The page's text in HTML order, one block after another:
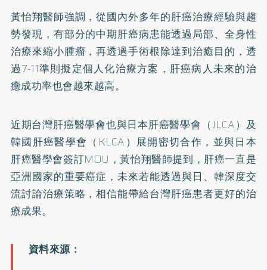
黃怡翔醫師強調，從國內外多年的肝癌治療經驗與趨
勢發現，有部分的中期肝癌病患能透過局部、全身性
治療來縮小腫瘤，再透過手術根除達到治癒目的，透
過7-11準則擬定個人化治療方案，肝癌病人未來的治
癒成功率也會越來越高。
近期台灣肝癌醫學會也與日本肝癌醫學會（JLCA）及
韓國肝癌醫學會（KLCA）展開密切合作，並與日本
肝癌醫學會簽訂MOU，黃怡翔醫師提到，肝癌一直是
亞洲國家的重要癌症，未來若能透過與日、韓深度交
流討論治療策略，相信能帶給台灣肝癌患者更好的治
療成果。